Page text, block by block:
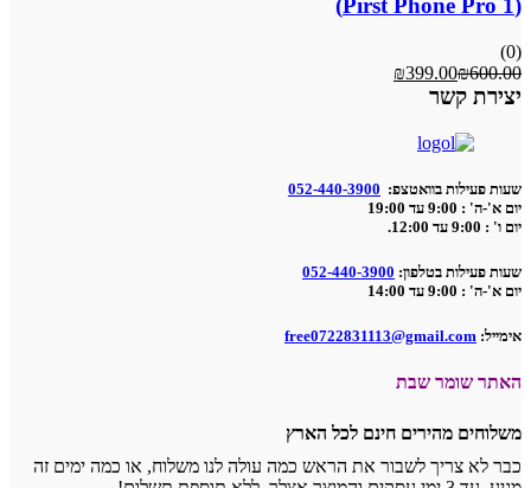
(Pirst Phone Pro 1)
(0)
₪600.00
₪399.00
יצירת קשר
שעות פעילות בוואטצפ: 052-440-3900
יום א'-ה' : 9:00 עד 19:00
יום ו' : 9:00 עד 12:00.
שעות פעילות בטלפון: 052-440-3900
יום א'-ה' : 9:00 עד 14:00
אימייל: free0722831113@gmail.com
האתר שומר שבת
משלוחים מהירים חינם לכל הארץ
כבר לא צריך לשבור את הראש כמה עולה לנו משלוח, או כמה ימים זה